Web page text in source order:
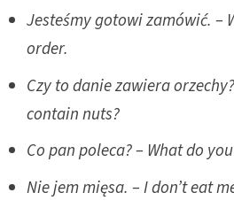
Jesteśmy gotowi zamówić. –
order.
Czy to danie zawiera
contain nuts?
Co pan poleca? – What do
Nie jem mięsa. – I don’t eat